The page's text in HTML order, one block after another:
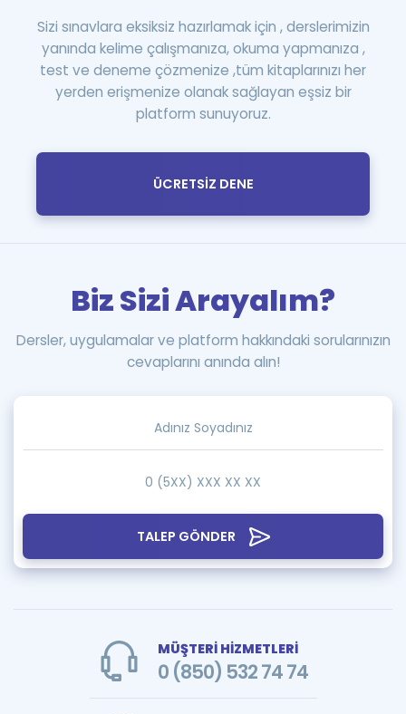
Sizi sınavlara eksiksiz hazırlamak için , derslerimizin
yanında kelime çalışmanıza, okuma yapmanıza ,
test ve deneme çözmenize ,tüm kitaplarınızı her
yerden erişmenize olanak sağlayan eşsiz bir
platform sunuyoruz.
ÜCRETSİZ DENE
TALEP GÖNDER
Biz Sizi Arayalım?
Dersler, uygulamalar ve platform hakkındaki sorularınızın
cevaplarını anında alın!
MÜŞTERİ HİZMETLERİ
0 (850) 532 74 74